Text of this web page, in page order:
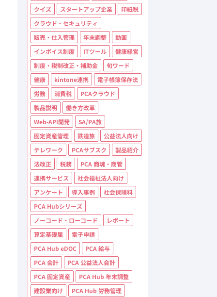
クイズ
スタートアップ企業
印紙税
クラウド・セキュリティ
販売・仕入管理
年末調整
動画
インボイス制度
ITツール
健康経営
制度・税制改正・補助金
旬ワード
健康
kintone連携
電子帳簿保存法
労務
消費税
PCAクラウド
製品説明
働き方改革
Web-API開発
SA/PA旅
固定資産管理
鉄道旅
公益法人向け
テレワーク
PCAサブスク
製品紹介
法改正
税務
PCA 商魂・商管
連携サービス
社会福祉法人向け
アンケート
導入事例
社会保険料
PCA Hubシリーズ
ノーコード・ローコード
レポート
算定基礎届
電子申請
PCA Hub eDOC
PCA 給与
PCA 会計
PCA 公益法人会計
PCA 固定資産
PCA Hub 年末調整
建設業向け
PCA Hub 労務管理